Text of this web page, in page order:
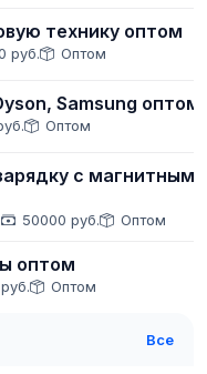
технику оптом
руб. Оптом
Samsung оптом
Оптом
с магнитным
50000 руб. Оптом
оптом
Оптом
Все